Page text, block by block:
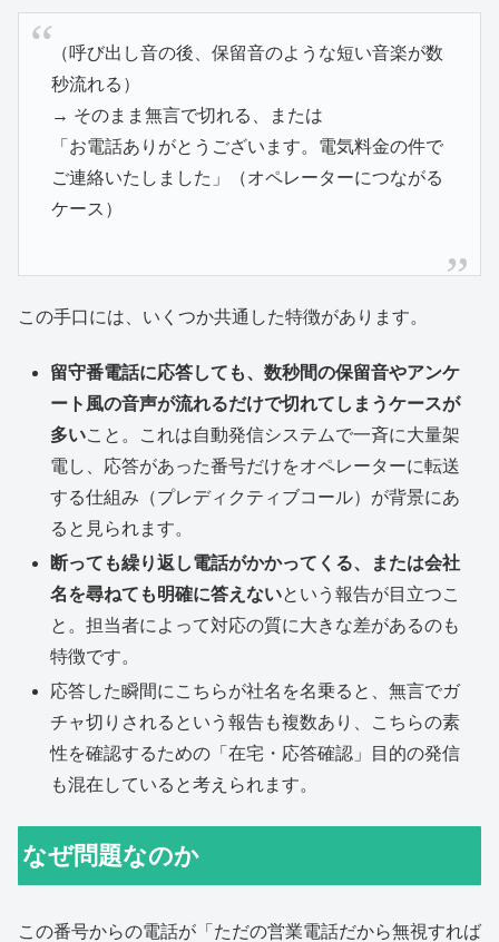
（呼び出し音の後、保留音のような短い音楽が数
秒流れる）
→ そのまま無言で切れる、または
「お電話ありがとうございます。電気料金の件で
ご連絡いたしました」（オペレーターにつながる
ケース）
この手口には、いくつか共通した特徴があります。
留守番電話に応答しても、数秒間の保留音やアンケ
ート風の音声が流れるだけで切れてしまうケースが
多いこと。これは自動発信システムで一斉に大量架
電し、応答があった番号だけをオペレーターに転送
する仕組み（プレディクティブコール）が背景にあ
ると見られます。
断っても繰り返し電話がかかってくる、または会社
名を尋ねても明確に答えないという報告が目立つこ
と。担当者によって対応の質に大きな差があるのも
特徴です。
応答した瞬間にこちらが社名を名乗ると、無言でガ
チャ切りされるという報告も複数あり、こちらの素
性を確認するための「在宅・応答確認」目的の発信
も混在していると考えられます。
なぜ問題なのか
この番号からの電話が「ただの営業電話だから無視すれば